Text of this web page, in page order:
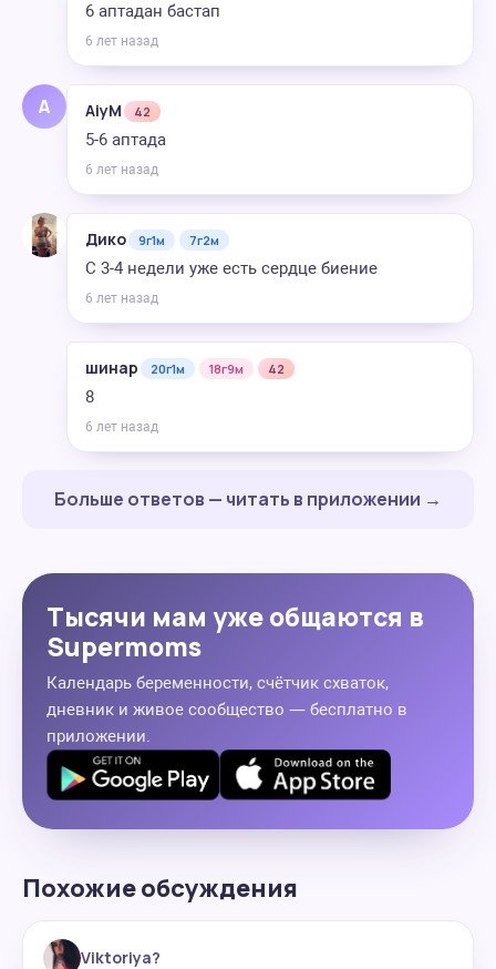
6 аптадан бастап
6 лет назад
A AiyM 42
5-6 аптада
6 лет назад
Дико 9г1м 7г2м
С 3-4 недели уже есть сердце биение
6 лет назад
шинар 20г1м 18г9м 42
8
6 лет назад
Больше ответов — читать в приложении →
Тысячи мам уже общаются в
Supermoms
Календарь беременности, счётчик схваток,
дневник и живое сообщество — бесплатно в
приложении.
Похожие обсуждения
Viktoriya?